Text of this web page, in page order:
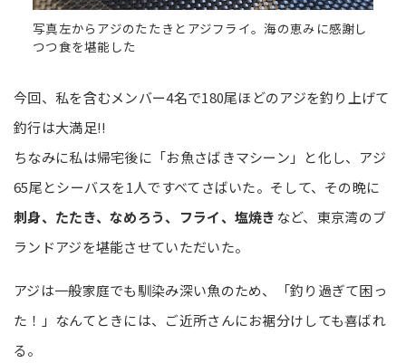
写真左からアジのたたきとアジフライ。海の恵みに感謝し
つつ食を堪能した
今回、私を含むメンバー4名で180尾ほどのアジを釣り上げて
釣行は大満足!!
ちなみに私は帰宅後に「お魚さばきマシーン」と化し、アジ
65尾とシーバスを1人ですべてさばいた。そして、その晩に
刺身、たたき、なめろう、フライ、塩焼き など、東京湾のブ
ランドアジを堪能させていただいた。
アジは一般家庭でも馴染み深い魚のため、「釣り過ぎて困っ
た！」なんてときには、ご近所さんにお裾分けしても喜ばれ
る。